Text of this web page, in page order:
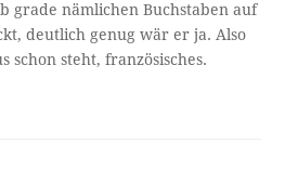
grade nämlichen Buchstaben auf
deutlich genug wär er ja. Also
schon steht, französisches.